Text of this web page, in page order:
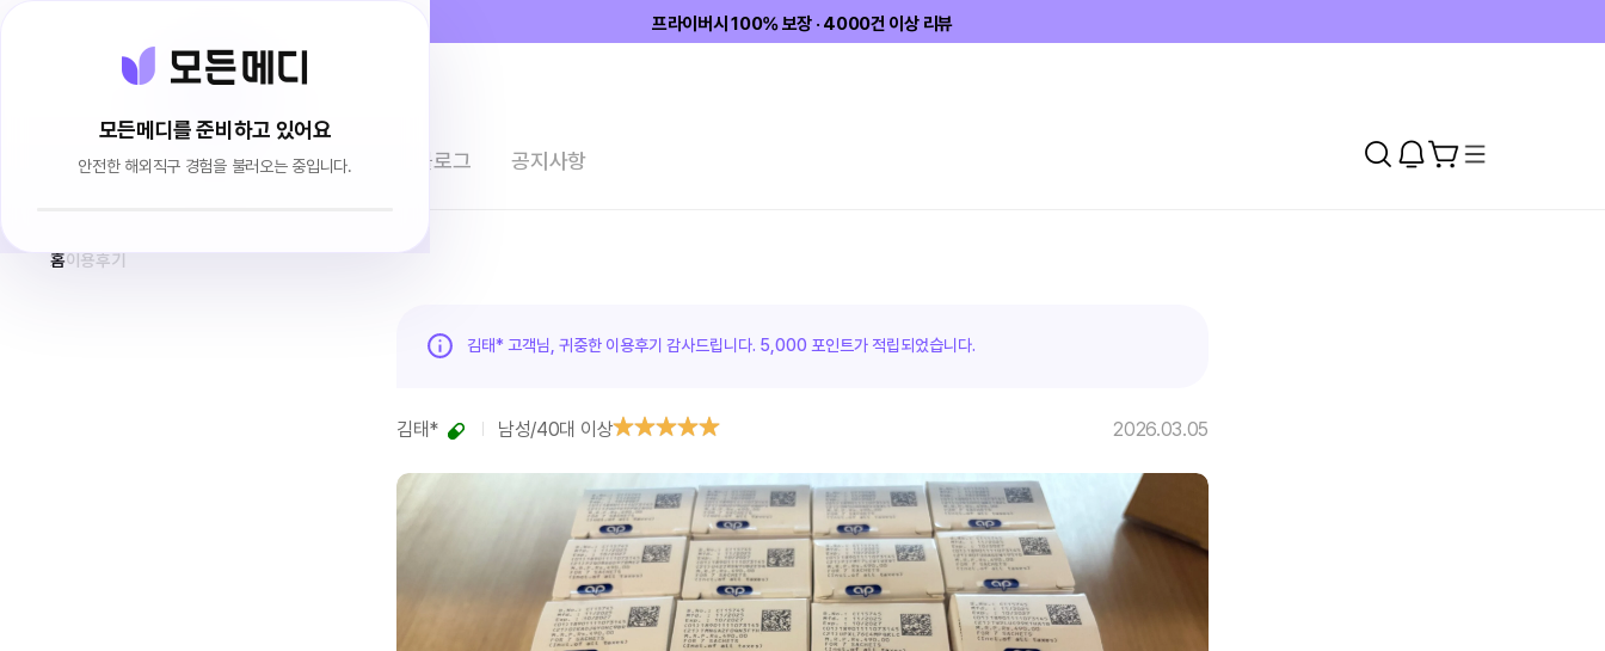
모든메디를 준비하고 있어요
안전한 해외직구 경험을 불러오는 중입니다.
프라이버시 100% 보장 · 4000건 이상 리뷰
전체상품 이용후기 브랜드소개 블로그 공지사항
홈이용후기
김태* 고객님, 귀중한 이용후기 감사드립니다. 5,000 포인트가 적립되었습니다.
김태* 남성/40대 이상 2026.03.05